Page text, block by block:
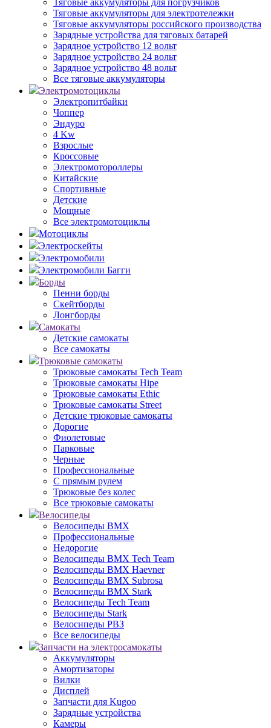
Тяговые аккумуляторы для погрузчиков
Тяговые аккумуляторы для электротележки
Тяговые аккумуляторы российского производства
Зарядные устройства для тяговых батарей
Зарядное устройство 12 вольт
Зарядное устройство 24 вольт
Зарядное устройство 48 вольт
Все тяговые аккумуляторы
Электромотоциклы
Электропитбайки
Чоппер
Эндуро
4 Kw
Взрослые
Кроссовые
Электромотороллеры
Китайские
Спортивные
Детские
Мощные
Все электромотоциклы
Мотоциклы
Электроскейты
Электромобили
Электромобили Багги
Борды
Пенни борды
Скейтборды
Лонгборды
Самокаты
Детские самокаты
Все самокаты
Трюковые самокаты
Трюковые самокаты Tech Team
Трюковые самокаты Hipe
Трюковые самокаты Ethic
Трюковые самокаты Street
Детские трюковые самокаты
Дорогие
Фиолетовые
Парковые
Черные
Профессиональные
С прямым рулем
Трюковые без колес
Все трюковые самокаты
Велосипеды
Велосипеды BMX
Профессиональные
Недорогие
Велосипеды BMX Tech Team
Велосипеды BMX Haevner
Велосипеды BMX Subrosa
Велосипеды BMX Stark
Велосипеды Tech Team
Велосипеды Stark
Велосипеды РВЗ
Все велосипеды
Запчасти на электросамокаты
Аккумуляторы
Амортизаторы
Вилки
Дисплей
Запчасти для Kugoo
Зарядные устройства
Камеры